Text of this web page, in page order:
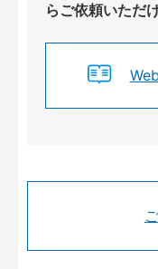
らご依頼いただ